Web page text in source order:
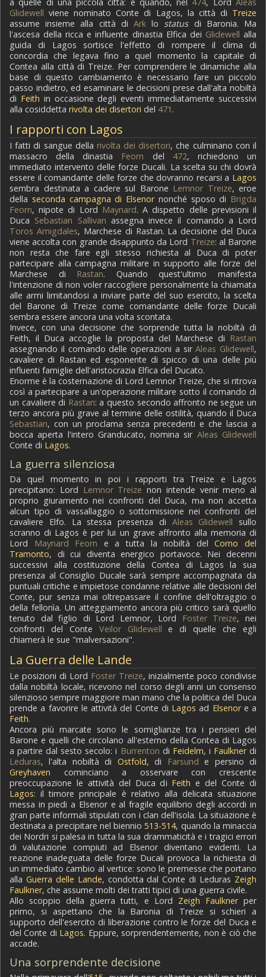
Glidewell viene nominato Conte di Lagos, la città di Treize
assume insieme alla città di Ark lo statusdi Baronia. Ma
l'ascesa della ricca e influente dinastia Elfica dei Glidewell alla
guida di Lagos sortisce l'effetto di rompere il clima di
concordia che legava fino a quel momento la capitale di
Contea alla città di Treize. Per comprendere le dinamiche alla
base di questo cambiamento è necessario fare un piccolo
passo indietro, ed esaminare le decisioni prese dall'alta nobiltà
di Feith in occasione degli eventi immediatamente successivi
alla cosiddetta rivolta dei disertori del 471 .
I rapporti con Lagos
I fatti di sangue della rivolta dei disertori, che culminano con il
massacro della dinastia Feorn del 472, richiedono un
immediato intervento delle forze Ducali. La scelta su chi dovrà
essere il comandante delle forze che dovranno recarsi a Lagos
sembra destinata a cadere sul Barone Lemnor Treize, eroe
della seconda campagna di Elsenornonché sposo di Brigda
Feorn, nipote di Lord Maynard. A dispetto delle previsioni il
Duca Sebastian Sallivan assegna invece il comando a Lord
Toros Amigdales, Marchese di Rastan. La decisione del Duca
viene accolta con grande disappunto da Lord Treize: al Barone
non resta che fare egli stesso richiesta al Duca di poter
partecipare alla campagna militare in supporto alle forze del
Marchese di Rastan. Quando quest'ultimo manifesta
l'intenzione di non voler raccogliere personalmente la chiamata
alle armi limitandosi a inviare parte del suo esercito, la scelta
del Barone di Treize come comandante delle forze Ducali
sembra essere ancora una volta scontata.
Invece, con una decisione che sorprende tutta la nobiltà di
Feith, il Duca accoglie la proposta del Marchese di Rastan
assegnando il comando delle operazioni a sirAleas Glidewell,
cavaliere di Rastan ed esponente di spicco di una delle più
influenti famiglie dell'aristocrazia Elfica del Ducato.
Enorme è la costernazione di Lord Lemnor Treize, che si ritrova
così a partecipare a un'operazione militare sotto il comando di
un cavaliere di Rastan: a questo secondo affronto ne segue un
terzo ancora più grave al termine delle ostilità, quando il Duca
Sebastian, con un proclama senza precedenti e che lascia a
bocca aperta l'intero Granducato, nomina sir Aleas Glidewell
Conte di Lagos.
La guerra silenziosa
Da quel momento in poi i rapporti tra Treize e Lagos
precipitano: Lord Lemnor Treize non intende venir meno al
proprio giuramento nei confronti del Duca, ma non accetta
alcun tipo di vassallaggio o sottomissione nei confronti del
cavaliere Elfo. La stessa presenza di Aleas Glidewell sullo
scranno di Lagos è per lui un grave affronto alla memoria di
Lord
Maynard Feorn e a tutta la nobiltà delCorno del
Tramonto, di cui diventa energico portavoce. Nei decenni
successivi alla costituzione della Contea di Lagos la sua
presenza al Consiglio Ducale sarà sempre accompagnata da
puntuali critiche e impietose condanne relative alle decisioni del
Conte, pur senza mai oltrepassare il confine dell'oltraggio o
della fellonìa. Un atteggiamento ancora più critico sarà quello
tenuto dal figlio di Lord Lemnor, Lord
Foster Treize, nei
confronti del Conte Veilor Glidewell e di quelle che egli
chiamerà le sue "malversazioni".
La Guerra delle Lande
Le posizioni di Lord Foster Treize, inizialmente poco condivise
dalla nobiltà locale, ricevono nel corso degli anni un consenso
silenzioso sempre maggiore man mano che la politica del Duca
prende a favorire le attività del Conte di Lagos ad Elsenore a
Feith.
Ancora più marcate sono le somiglianze tra i pensieri del
Barone e quelli che circolano all'esterno della Contea di Lagos
a partire dal sesto secolo: i Burrenton di Feidelm, i Faulknerdi
Leduras, l'alta nobiltà di Ostfold, di Farsund e persino di
Greyhaven cominciano a osservare con crescente
preoccupazione le attività del Duca di Feith e del Conte di
Lagos: il timore principale è relativo alla delicata situazione
messa in piedi a Elsenor e al fragile equilibrio degli accordi in
gran parte informali stipulati con i clan dell'isola. La situazione è
destinata a precipitare nel biennio513-514, quando la minaccia
dei Nordri si palesa in tutta la sua drammaticità e i tragici errori
di valutazione compiuti ad Elsenor diventano evidenti. La
reazione inadeguata delle forze Ducali provoca la richiesta di
un immediato cambio al vertice: sono le premesse che portano
alla Guerra delle Lande, condotta dal Conte di Leduras Zeigh
Faulkner, che assume molti dei tratti tipici di una guerra civile.
Allo scoppio della guerra tutti, e Lord Zeigh Faulknerper
primo, si aspettano che la Baronia di Treize si schieri a
supporto dell'esercito di liberazione contro le forze del Duca e
del Conte di Lagos. Eppure, sorprendentemente, non è ciò che
accade.
Una sorprendente decisione